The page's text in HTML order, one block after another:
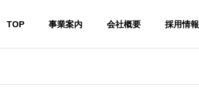
TOP 事業案内 会社概要 採用情報